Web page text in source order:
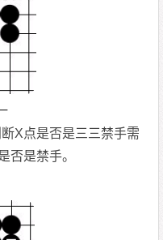
X点是否是三三禁手需
否是禁手。